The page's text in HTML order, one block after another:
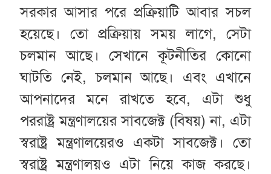
সরকার আসার পরে প্রক্রিয়াটি আবার সচল
হয়েছে। তো প্রক্রিয়ায় সময় লাগে, সেটা
চলমান আছে। সেখানে কূটনীতির কোনো
ঘাটতি নেই, চলমান আছে। এবং এখানে
আপনাদের মনে রাখতে হবে, এটা শুধু
পররাষ্ট্র মন্ত্রণালয়ের সাবজেক্ট (বিষয়) না, এটা
স্বরাষ্ট্র মন্ত্রণালয়েরও একটা সাবজেক্ট। তো
স্বরাষ্ট্র মন্ত্রণালয়ও এটা নিয়ে কাজ করছে।